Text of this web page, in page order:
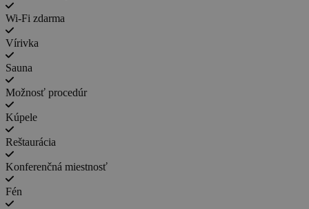
Wi-Fi zdarma
Vírivka
Sauna
Možnosť procedúr
Kúpele
Reštaurácia
Konferenčná miestnosť
Fén